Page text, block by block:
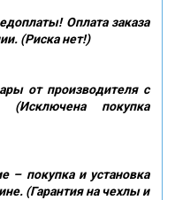
Оплата заказа
(Риска нет!)
от производителя с
(Исключена покупка
– покупка и установка
(Гарантия на чехлы и